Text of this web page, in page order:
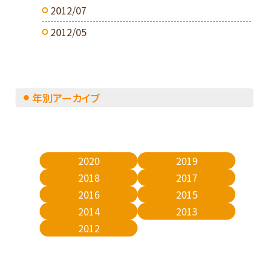
2012/07
2012/05
年別アーカイブ
2020
2019
2018
2017
2016
2015
2014
2013
2012